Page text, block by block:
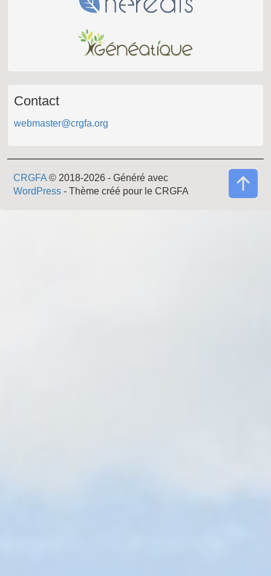
Contact
webmaster@crgfa.org
CRGFA © 2018-2026 - Généré avec
WordPress - Thème créé pour le CRGFA